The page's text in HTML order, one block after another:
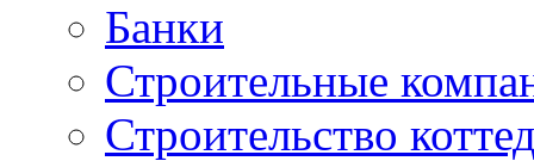
Банки
Строительные
Строительство